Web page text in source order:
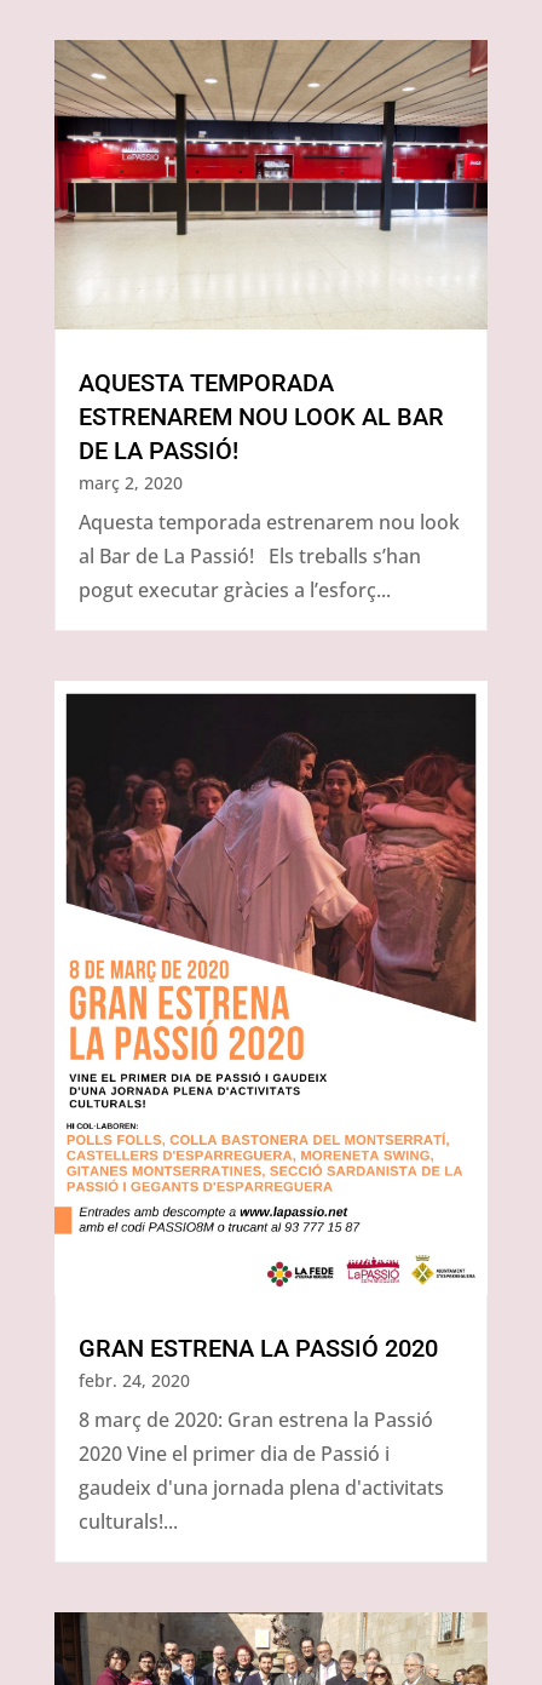
AQUESTA TEMPORADA
ESTRENAREM NOU LOOK AL BAR
DE LA PASSIÓ!
març 2, 2020
Aquesta temporada estrenarem nou look
al Bar de La Passió! Els treballs s’han
pogut executar gràcies a l’esforç...
GRAN ESTRENA LA PASSIÓ 2020
febr. 24, 2020
8 març de 2020: Gran estrena la Passió
2020 Vine el primer dia de Passió i
gaudeix d'una jornada plena d'activitats
culturals!...